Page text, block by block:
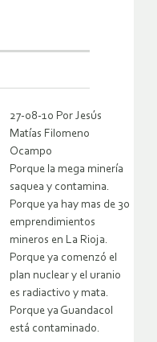
27-08-10 Por Jesús
Matías Filomeno
Ocampo
Porque la mega minería
saquea y contamina.
Porque ya hay mas de 30
emprendimientos
mineros en La Rioja.
Porque ya comenzó el
plan nuclear y el uranio
es radiactivo y mata.
Porque ya Guandacol
está contaminado.